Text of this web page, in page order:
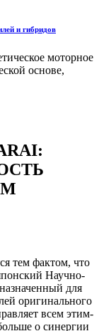
и гибридов
моторное
основе,
тем фактом, что
Научно-
для
оригинального
всем этим-
о синергии